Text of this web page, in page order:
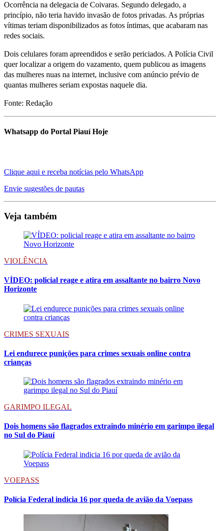
Ocorrência na delegacia de Coivaras. Segundo delegado, a
princípio, não teria havido invasão de fotos privadas. As próprias
vítimas teriam disponibilizados as fotos íntimas, que acabaram nas
redes sociais.
Dois celulares foram apreendidos e serão periciados. A Polícia Civil
quer localizar a origem do vazamento, quem publicou as imagens
das mulheres nuas na internet, inclusive com anúncio prévio de
quantas mulheres seriam expostas naquele dia.
Fonte: Redação
Whatsapp do Portal Piauí Hoje
Clique aqui e receba notícias pelo WhatsApp
Envie sugestões de pautas
Veja também
VIOLÊNCIA
VÍDEO: policial reage e atira em assaltante no bairro Novo
Horizonte
CRIMES SEXUAIS
Lei endurece punições para crimes sexuais online contra
crianças
GARIMPO ILEGAL
Dois homens são flagrados extraindo minério em garimpo ilegal
no Sul do Piauí
VOEPASS
Polícia Federal indicia 16 por queda de avião da Voepass